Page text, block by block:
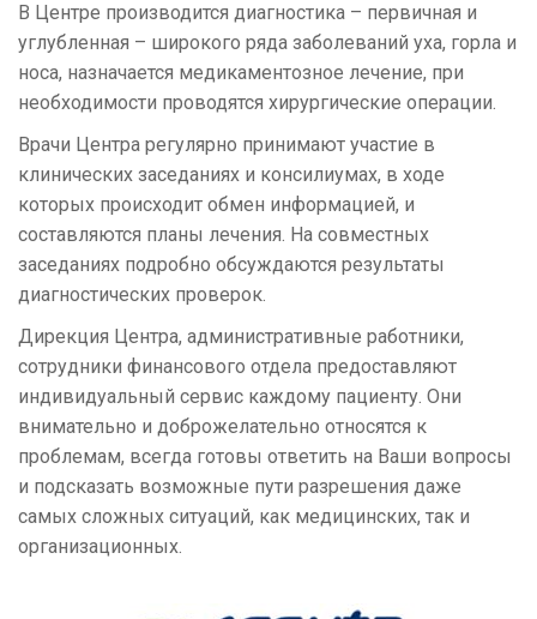
В Центре производится диагностика – первичная и
углубленная – широкого ряда заболеваний уха, горла и
носа, назначается медикаментозное лечение, при
необходимости проводятся хирургические операции.
Врачи Центра регулярно принимают участие в
клинических заседаниях и консилиумах, в ходе
которых происходит обмен информацией, и
составляются планы лечения. На совместных
заседаниях подробно обсуждаются результаты
диагностических проверок.
Дирекция Центра, административные работники,
сотрудники финансового отдела предоставляют
индивидуальный сервис каждому пациенту. Они
внимательно и доброжелательно относятся к
проблемам, всегда готовы ответить на Ваши вопросы
и подсказать возможные пути разрешения даже
самых сложных ситуаций, как медицинских, так и
организационных.